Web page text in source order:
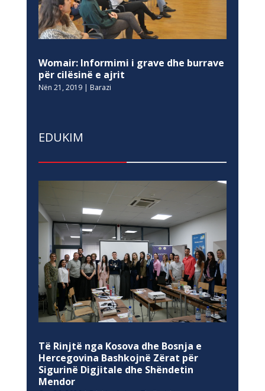
Womair: Informimi i grave dhe burrave
për cilësinë e ajrit
Nën 21, 2019| Barazi
EDUKIM
Të Rinjtë nga Kosova dhe Bosnja e
Hercegovina Bashkojnë Zërat për
Sigurinë Digjitale dhe Shëndetin
Mendor